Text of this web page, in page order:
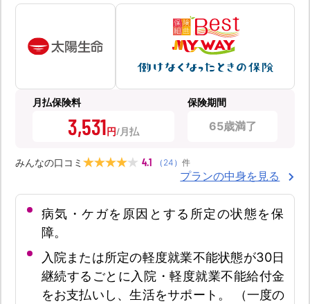
月払保険料
3,531円
保険期間
65歳満了
みんなの口コミ 4.1 （ 24 ） 件
プランの中身を見る
病気・ケガを原因とする所定の状態を保
障。
入院または所定の軽度就業不能状態が30日
継続するごとに入院・軽度就業不能給付金
をお支払いし、生活をサポート。 （一度の